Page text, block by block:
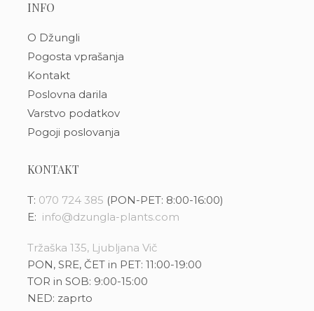
INFO
O Džungli
Pogosta vprašanja
Kontakt
Poslovna darila
Varstvo podatkov
Pogoji poslovanja
KONTAKT
T: 070 724 385 (PON-PET: 8:00-16:00)
E: info@dzungla-plants.com
Tržaška 135, Ljubljana Vič
PON, SRE, ČET in PET: 11:00-19:00
TOR in SOB: 9:00-15:00
NED: zaprto